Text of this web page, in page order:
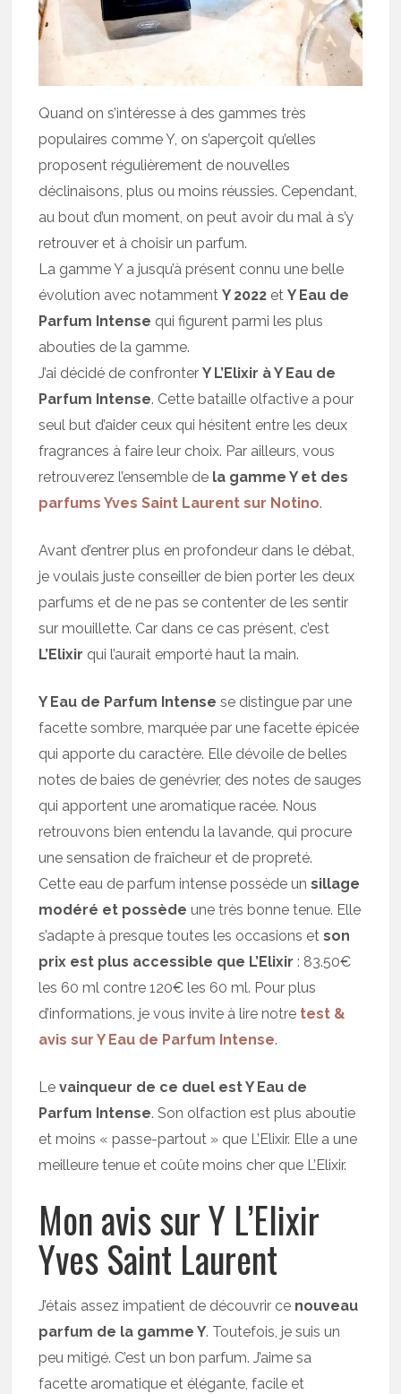
Quand on s’intéresse à des gammes très
populaires comme Y, on s’aperçoit qu’elles
proposent régulièrement de nouvelles
déclinaisons, plus ou moins réussies. Cependant,
au bout d’un moment, on peut avoir du mal à s’y
retrouver et à choisir un parfum.
La gamme Y a jusqu’à présent connu une belle
évolution avec notammentY 2022 etY Eau de
Parfum Intense qui figurent parmi les plus
abouties de la gamme.
J’ai décidé de confronterY L’Elixir à Y Eau de
Parfum Intense. Cette bataille olfactive a pour
seul but d’aider ceux qui hésitent entre les deux
fragrances à faire leur choix. Par ailleurs, vous
retrouverez l’ensemble de la gamme Y et des
parfums Yves Saint Laurent sur Notino.
Avant d’entrer plus en profondeur dans le débat,
je voulais juste conseiller de bien porter les deux
parfums et de ne pas se contenter de les sentir
sur mouillette. Car dans ce cas présent, c’est
L’Elixir qui l’aurait emporté haut la main.
Y Eau de Parfum Intense se distingue par une
facette sombre, marquée par une facette épicée
qui apporte du caractère. Elle dévoile de belles
notes de baies de genévrier, des notes de sauges
qui apportent une aromatique racée. Nous
retrouvons bien entendu la lavande, qui procure
une sensation de fraîcheur et de propreté.
Cette eau de parfum intense possède unsillage
modéré et possède une très bonne tenue. Elle
s’adapte à presque toutes les occasions etson
prix est plus accessible que L’Elixir : 83.50€
les 60 ml contre 120€ les 60 ml. Pour plus
d’informations, je vous invite à lire notre test &
avis sur Y Eau de Parfum Intense.
Levainqueur de ce duel est Y Eau de
Parfum Intense. Son olfaction est plus aboutie
et moins « passe-partout » que L’Elixir. Elle a une
meilleure tenue et coûte moins cher que L’Elixir.
Mon avis sur Y L’Elixir
Yves Saint Laurent
J’étais assez impatient de découvrir ce nouveau
parfum de la gamme Y. Toutefois, je suis un
peu mitigé. C’est un bon parfum. J’aime sa
facette aromatique et élégante, facile et